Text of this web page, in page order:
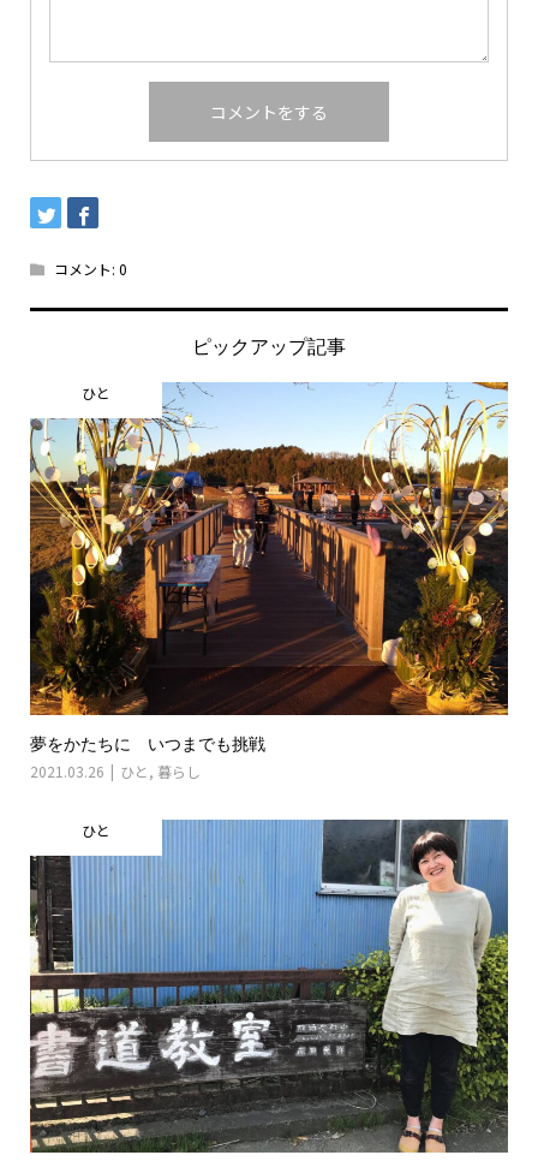
コメント: 0
ピックアップ記事
ひと
夢をかたちに いつまでも挑戦
2021.03.26 ひと , 暮らし
ひと